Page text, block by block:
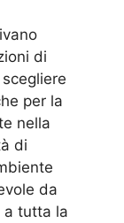
di
per la
nella
di
da
a tutta la